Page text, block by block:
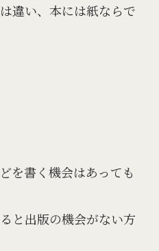
違い、本には紙ならで
を書く機会はあっても
と出版の機会がない方